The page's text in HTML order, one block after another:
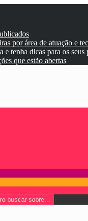
por área de atuação e
tenha dicas para os seus
que estão abertas
buscar sobre...